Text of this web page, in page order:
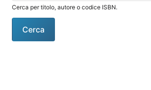
Cerca per titolo, autore o codice ISBN.